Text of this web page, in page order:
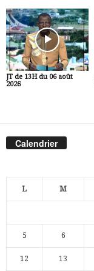
JT de 13H du 06 août
2026
Calendrier
L M
5 6
12 13